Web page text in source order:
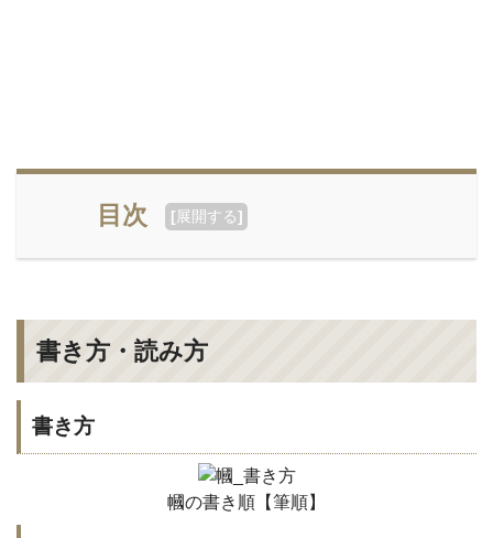
目次 [展開する]
書き方・読み方
書き方
幗の書き順【筆順】